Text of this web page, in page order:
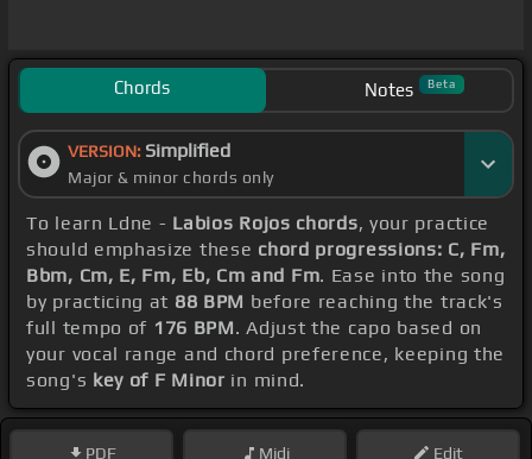
Chords Notes Beta
VERSION: Simplified
Major & minor chords only
To learn Ldne - Labios Rojos chords, your practice
should emphasize these chord progressions: C, Fm,
Bbm, Cm, E, Fm, Eb, Cm and Fm. Ease into the song
by practicing at 88 BPM before reaching the track's
full tempo of 176 BPM. Adjust the capo based on
your vocal range and chord preference, keeping the
song's key of F Minor in mind.
PDF Midi Edit